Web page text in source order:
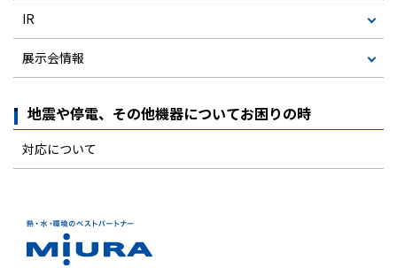
IR
展示会情報
地震や停電、その他機器についてお困りの時
対応について